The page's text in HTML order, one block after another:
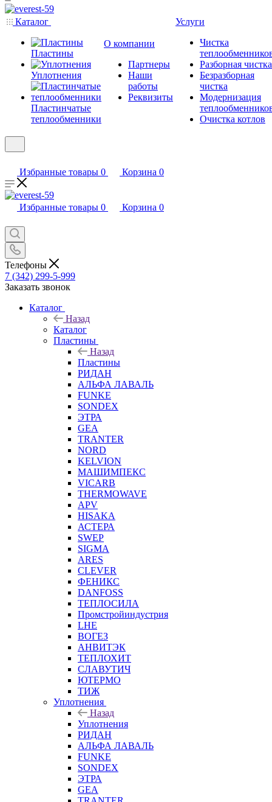
Каталог
Пластины
Уплотнения
Пластинчатые
теплообменники
О компании
Партнеры
Наши
работы
Реквизиты
Услуги
Чистка
Разборная чистка
Безразборная
чистка
Модернизация
Очистка котлов
Избранные товары 0 Корзина 0
Избранные товары 0 Корзина 0
Телефоны
7 (342) 299-5-999
Заказать звонок
Каталог
Назад
Каталог
Пластины
Назад
Пластины
РИДАН
АЛЬФА ЛАВАЛЬ
FUNKE
SONDEX
ЭТРА
GEA
TRANTER
NORD
KELVION
МАШИМПЕКС
VICARB
THERMOWAVE
APV
HISAKA
АСТЕРА
SWEP
SIGMA
ARES
CLEVER
ФЕНИКС
DANFOSS
ТЕПЛОСИЛА
Промстройиндустрия
LHE
ВОГЕЗ
АНВИТЭК
ТЕПЛОХИТ
СЛАВУТИЧ
ЮТЕРМО
ТИЖ
Уплотнения
Назад
Уплотнения
РИДАН
АЛЬФА ЛАВАЛЬ
FUNKE
SONDEX
ЭТРА
GEA